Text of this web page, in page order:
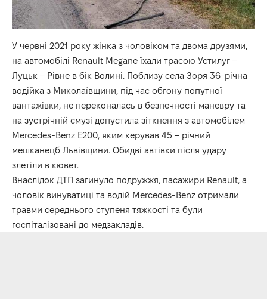
У червні 2021 року жінка з чоловіком та двома друзями,
на автомобілі Renault Megane їхали трасою Устилуг –
Луцьк – Рівне в бік Волині. Поблизу села Зоря 36-річна
водійка з Миколаївщини, під час обгону попутної
вантажівки, не переконалась в безпечності маневру та
на зустрічній смузі допустила зіткнення з автомобілем
Mercedes-Benz E200, яким керував 45 – річний
мешканецб Львівщини. Обидві автівки після удару
злетіли в кювет.
Внаслідок ДТП загинуло подружжя, пасажири Renault, а
чоловік винуватиці та водій Mercedes-Benz отримали
травми середнього ступеня тяжкості та були
госпіталізовані до медзакладів.